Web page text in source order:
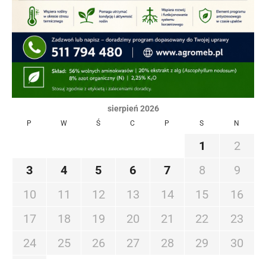
sierpień 2026
P W Ś C P S N
1
2
3
4 5 6 7 8
9
10
11 12 13 14 15
16
17
18 19 20 21 22
23
24
25 26 27 28 29
30